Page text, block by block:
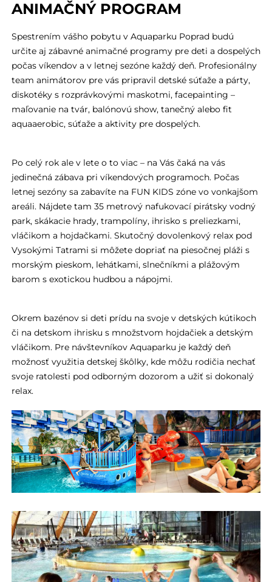
ANIMAČNÝ PROGRAM
Spestrením vášho pobytu v Aquaparku Poprad budú
určite aj zábavné animačné programy pre deti a dospelých
počas víkendov a v letnej sezóne každý deň. Profesionálny
team animátorov pre vás pripravil detské súťaže a párty,
diskotéky s rozprávkovými maskotmi, facepainting –
maľovanie na tvár, balónovú show, tanečný alebo fit
aquaaerobic, súťaže a aktivity pre dospelých.
Po celý rok ale v lete o to viac – na Vás čaká na vás
jedinečná zábava pri víkendových programoch. Počas
letnej sezóny sa zabavíte na FUN KIDS zóne vo vonkajšom
areáli. Nájdete tam 35 metrový nafukovací pirátsky vodný
park, skákacie hrady, trampolíny, ihrisko s preliezkami,
vláčikom a hojdačkami. Skutočný dovolenkový relax pod
Vysokými Tatrami si môžete dopriať na piesočnej pláži s
morským pieskom, lehátkami, slnečníkmi a plážovým
barom s exotickou hudbou a nápojmi.
Okrem bazénov si deti prídu na svoje v detských kútikoch
či na detskom ihrisku s množstvom hojdačiek a detským
vláčikom. Pre návštevníkov Aquaparku je každý deň
možnosť využitia detskej škôlky, kde môžu rodičia nechať
svoje ratolesti pod odborným dozorom a užiť si dokonalý
relax.